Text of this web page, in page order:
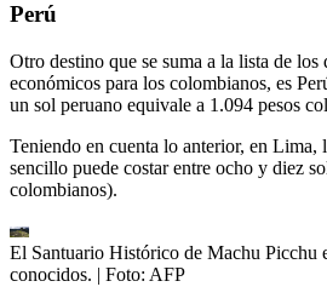
Perú
Otro destino que se suma a la lista de los
económicos para los colombianos, es
un sol peruano equivale a 1.094 pesos
Teniendo en cuenta lo anterior, en Lima,
sencillo puede costar entre ocho y diez
colombianos).
El Santuario Histórico de Machu Picchu
conocidos. | Foto: AFP